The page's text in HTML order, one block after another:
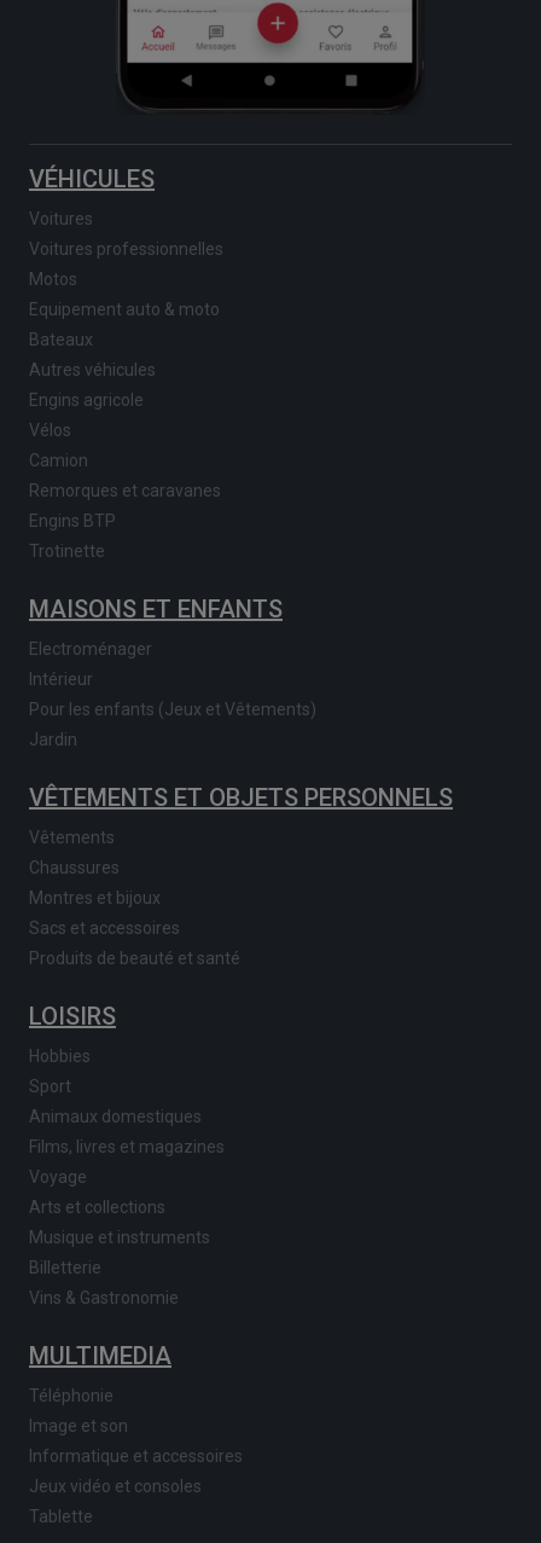
VÉHICULES
Voitures
Voitures professionnelles
Motos
Equipement auto & moto
Bateaux
Autres véhicules
Engins agricole
Vélos
Camion
Remorques et caravanes
Engins BTP
Trotinette
MAISONS ET ENFANTS
Electroménager
Intérieur
Pour les enfants (Jeux et Vêtements)
Jardin
VÊTEMENTS ET OBJETS PERSONNELS
Vêtements
Chaussures
Montres et bijoux
Sacs et accessoires
Produits de beauté et santé
LOISIRS
Hobbies
Sport
Animaux domestiques
Films, livres et magazines
Voyage
Arts et collections
Musique et instruments
Billetterie
Vins & Gastronomie
MULTIMEDIA
Téléphonie
Image et son
Informatique et accessoires
Jeux vidéo et consoles
Tablette